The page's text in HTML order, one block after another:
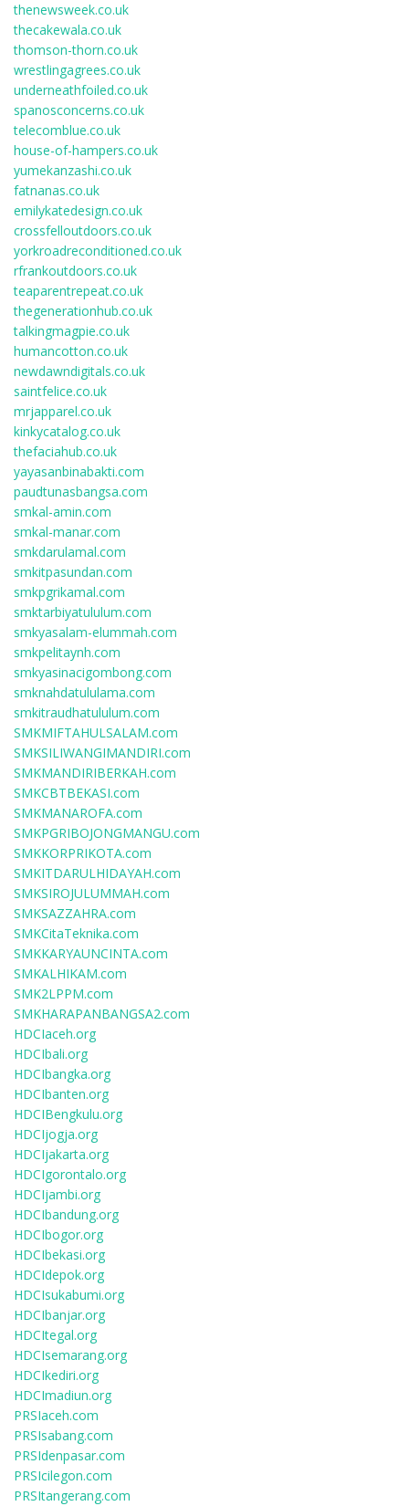
thenewsweek.co.uk
thecakewala.co.uk
thomson-thorn.co.uk
wrestlingagrees.co.uk
underneathfoiled.co.uk
spanosconcerns.co.uk
telecomblue.co.uk
house-of-hampers.co.uk
yumekanzashi.co.uk
fatnanas.co.uk
emilykatedesign.co.uk
crossfelloutdoors.co.uk
yorkroadreconditioned.co.uk
rfrankoutdoors.co.uk
teaparentrepeat.co.uk
thegenerationhub.co.uk
talkingmagpie.co.uk
humancotton.co.uk
newdawndigitals.co.uk
saintfelice.co.uk
mrjapparel.co.uk
kinkycatalog.co.uk
thefaciahub.co.uk
yayasanbinabakti.com
paudtunasbangsa.com
smkal-amin.com
smkal-manar.com
smkdarulamal.com
smkitpasundan.com
smkpgrikamal.com
smktarbiyatululum.com
smkyasalam-elummah.com
smkpelitaynh.com
smkyasinacigombong.com
smknahdatululama.com
smkitraudhatululum.com
SMKMIFTAHULSALAM.com
SMKSILIWANGIMANDIRI.com
SMKMANDIRIBERKAH.com
SMKCBTBEKASI.com
SMKMANAROFA.com
SMKPGRIBOJONGMANGU.com
SMKKORPRIKOTA.com
SMKITDARULHIDAYAH.com
SMKSIROJULUMMAH.com
SMKSAZZAHRA.com
SMKCitaTeknika.com
SMKKARYAUNCINTA.com
SMKALHIKAM.com
SMK2LPPM.com
SMKHARAPANBANGSA2.com
HDCIaceh.org
HDCIbali.org
HDCIbangka.org
HDCIbanten.org
HDCIBengkulu.org
HDCIjogja.org
HDCIjakarta.org
HDCIgorontalo.org
HDCIjambi.org
HDCIbandung.org
HDCIbogor.org
HDCIbekasi.org
HDCIdepok.org
HDCIsukabumi.org
HDCIbanjar.org
HDCItegal.org
HDCIsemarang.org
HDCIkediri.org
HDCImadiun.org
PRSIaceh.com
PRSIsabang.com
PRSIdenpasar.com
PRSIcilegon.com
PRSItangerang.com